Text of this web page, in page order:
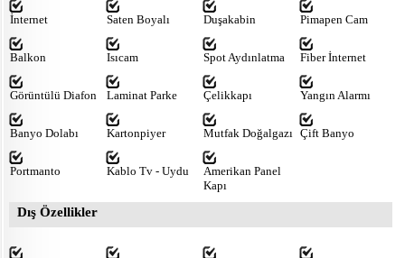
İnternet Saten Boyalı Duşakabin Pimapen Cam
Balkon Isıcam Spot Aydınlatma Fiber İnternet
Görüntülü Diafon Laminat Parke Çelikkapı Yangın Alarmı
Banyo Dolabı Kartonpiyer Mutfak Doğalgazı Çift Banyo
Portmanto Kablo Tv - Uydu
Amerikan Panel
Kapı
Dış Özellikler